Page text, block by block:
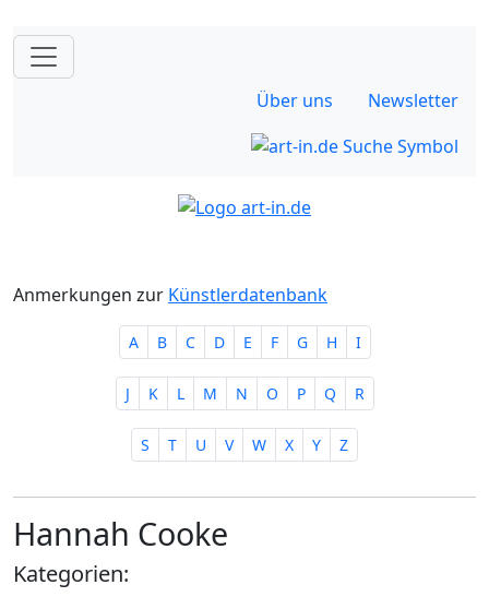
Über uns Newsletter
Anmerkungen zur Künstlerdatenbank
A B C D E F G H I
J K L M N O P Q R
S T U V W X Y Z
Hannah Cooke
Kategorien: